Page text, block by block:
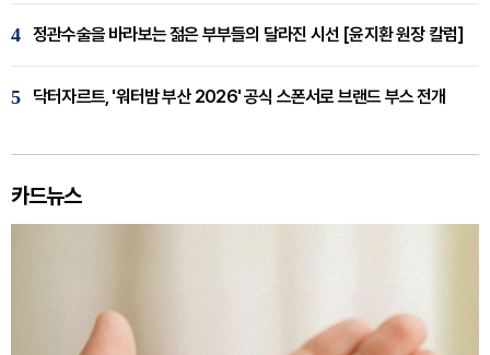
4 정관수술을 바라보는 젊은 부부들의 달라진 시선 [윤지환 원장 칼럼]
5 닥터자르트, '워터밤 부산 2026' 공식 스폰서로 브랜드 부스 전개
카드뉴스